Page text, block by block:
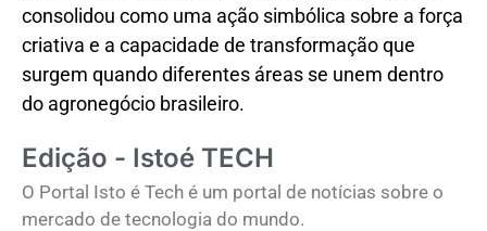
consolidou como uma ação simbólica sobre a força
criativa e a capacidade de transformação que
surgem quando diferentes áreas se unem dentro
do agronegócio brasileiro.
Edição - Istoé TECH
O Portal Isto é Tech é um portal de notícias sobre o
mercado de tecnologia do mundo.